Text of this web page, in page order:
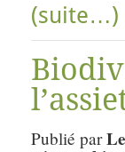
(suite…)
Publié par